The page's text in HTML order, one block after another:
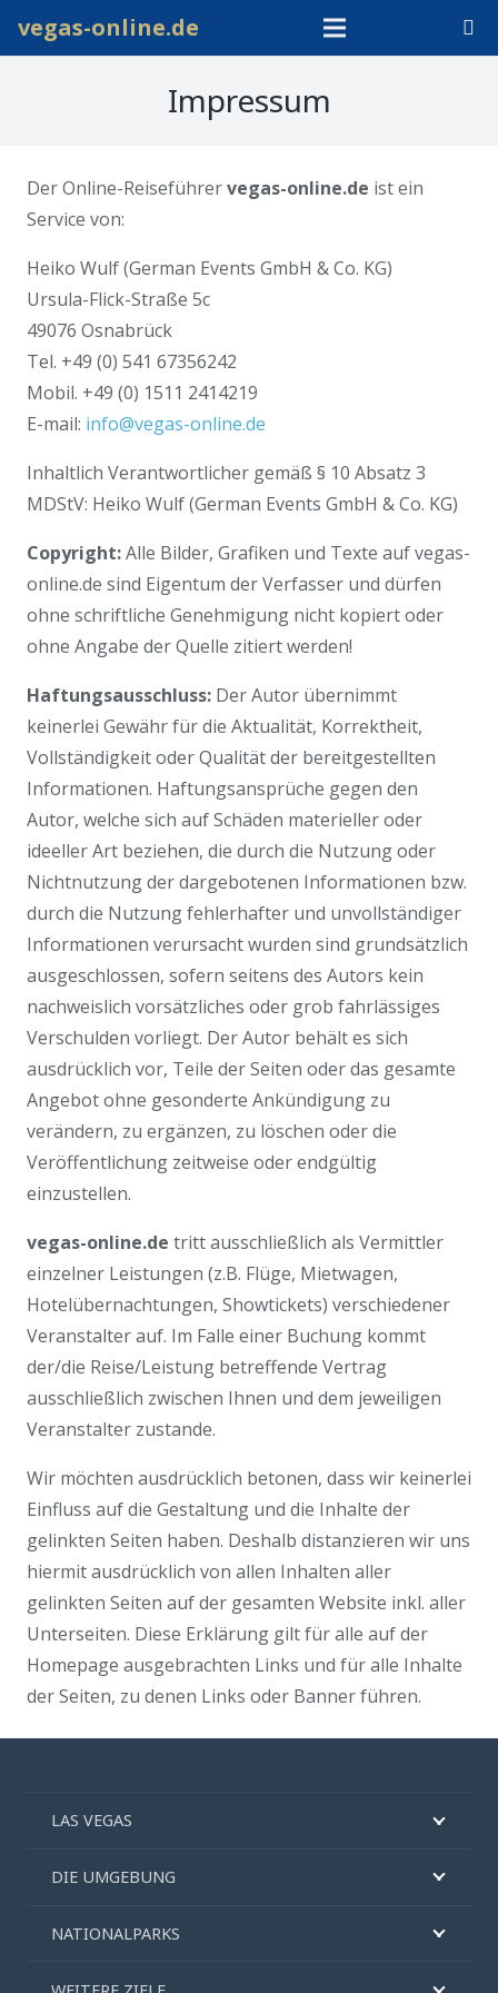
vegas-online.de
Impressum
Der Online-Reiseführervegas-online.de ist ein
Service von:
Heiko Wulf (German Events GmbH & Co. KG)
Ursula-Flick-Straße 5c
49076 Osnabrück
Tel. +49 (0) 541 67356242
Mobil. +49 (0) 1511 2414219
E-mail: info@vegas-online.de
Inhaltlich Verantwortlicher gemäß § 10 Absatz 3
MDStV: Heiko Wulf (German Events GmbH & Co. KG)
Copyright:Alle Bilder, Grafiken und Texte auf vegas-
online.de sind Eigentum der Verfasser und dürfen
ohne schriftliche Genehmigung nicht kopiert oder
ohne Angabe der Quelle zitiert werden!
Haftungsausschluss: Der Autor übernimmt
keinerlei Gewähr für die Aktualität, Korrektheit,
Vollständigkeit oder Qualität der bereitgestellten
Informationen. Haftungsansprüche gegen den
Autor, welche sich auf Schäden materieller oder
ideeller Art beziehen, die durch die Nutzung oder
Nichtnutzung der dargebotenen Informationen bzw.
durch die Nutzung fehlerhafter und unvollständiger
Informationen verursacht wurden sind grundsätzlich
ausgeschlossen, sofern seitens des Autors kein
nachweislich vorsätzliches oder grob fahrlässiges
Verschulden vorliegt. Der Autor behält es sich
ausdrücklich vor, Teile der Seiten oder das gesamte
Angebot ohne gesonderte Ankündigung zu
verändern, zu ergänzen, zu löschen oder die
Veröffentlichung zeitweise oder endgültig
einzustellen.
vegas-online.de tritt ausschließlich als Vermittler
einzelner Leistungen (z.B. Flüge, Mietwagen,
Hotelübernachtungen, Showtickets) verschiedener
Veranstalter auf. Im Falle einer Buchung kommt
der/die Reise/Leistung betreffende Vertrag
ausschließlich zwischen Ihnen und dem jeweiligen
Veranstalter zustande.
Wir möchten ausdrücklich betonen, dass wir keinerlei
Einfluss auf die Gestaltung und die Inhalte der
gelinkten Seiten haben. Deshalb distanzieren wir uns
hiermit ausdrücklich von allen Inhalten aller
gelinkten Seiten auf der gesamten Website inkl. aller
Unterseiten. Diese Erklärung gilt für alle auf der
Homepage ausgebrachten Links und für alle Inhalte
der Seiten, zu denen Links oder Banner führen.
LAS VEGAS
DIE UMGEBUNG
NATIONALPARKS